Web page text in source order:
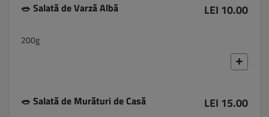
🥗 Salată de Varză Albă LEI 10.00
200g
🥗 Salată de Murături de Casă LEI 15.00